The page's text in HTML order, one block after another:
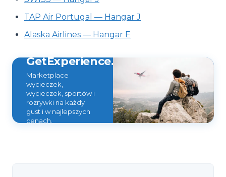
TAP Air Portugal — Hangar J
Alaska Airlines — Hangar E
GetExperience.com
Marketplace
wycieczek,
wycieczek, sportów i
rozrywki na każdy
gust i w najlepszych
cenach.